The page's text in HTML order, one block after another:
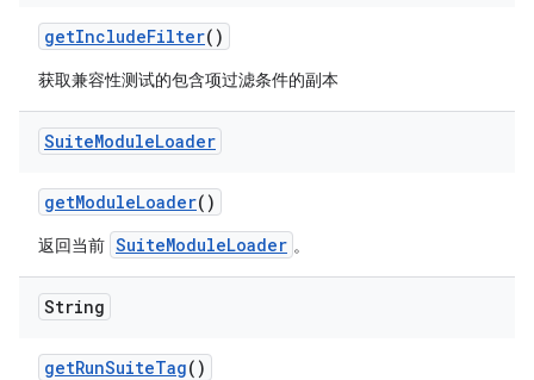
getIncludeFilter()
获取兼容性测试的包含项过滤条件的副本
SuiteModuleLoader
getModuleLoader()
返回当前 SuiteModuleLoader 。
String
getRunSuiteTag()